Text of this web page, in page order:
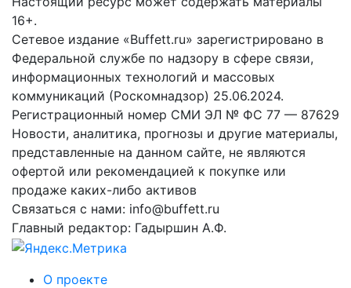
16+.
Сетевое издание «Buffett.ru» зарегистрировано в
Федеральной службе по надзору в сфере связи,
информационных технологий и массовых
коммуникаций (Роскомнадзор) 25.06.2024.
Регистрационный номер СМИ ЭЛ № ФС 77 — 87629
Новости, аналитика, прогнозы и другие материалы,
представленные на данном сайте, не являются
офертой или рекомендацией к покупке или
продаже каких-либо активов
Связаться с нами: info@buffett.ru
Главный редактор: Гадыршин А.Ф.
О проекте